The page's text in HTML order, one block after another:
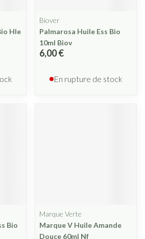
Hle
Biover
Palmarosa Huile Ess Bio
10ml Biov
6,00 €
En rupture de stock
Bio
Marque Verte
Marque V Huile Amande
Douce 60ml Nf